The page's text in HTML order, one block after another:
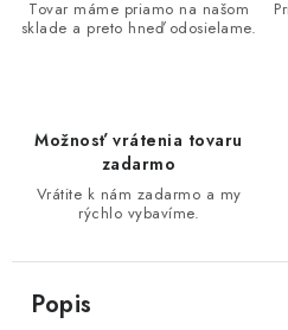
Tovar máme priamo na našom
sklade a preto hneď odosielame.
Možnosť vrátenia tovaru
zadarmo
Vrátite k nám zadarmo a my
rýchlo vybavíme.
Popis